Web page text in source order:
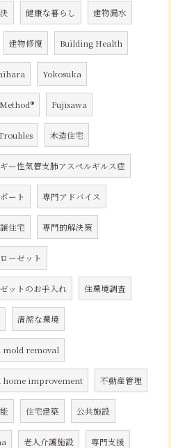
健康な暮らし 建物漏水
建物修復 Building Health
Yokosuka
Fujisawa
木造住宅
ー性気管支肺アスペルギルス症
ート 専門アドバイス
住宅 専門的解決策
ーゼット
ットのお手入れ 住環境調査
清潔な環境
mold removal
home improvement 不動産管理
住宅建築 公共施設
老人介護施設 専門支援